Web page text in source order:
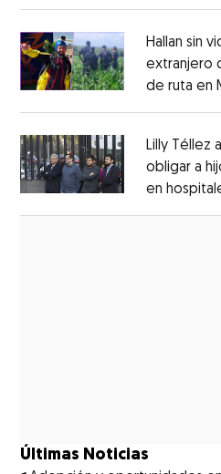
Hallan sin
extranjero
de ruta en
Lilly Téllez
obligar a
en
Últimas Noticias